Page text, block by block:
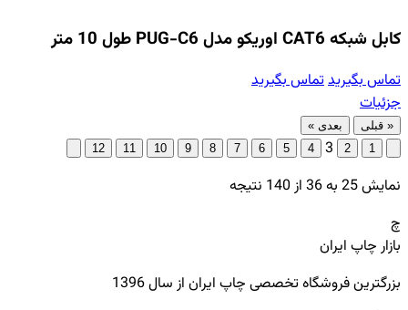
کابل شبکه CAT6 اوریکو مدل PUG-C6 طول 10 متر
تماس بگیریدتماس بگیرید
جزئیات
« قبلی
بعدی »
1
2
3
4
5
6
7
8
9
10
11
12
نمایش25 به36 از140 نتیجه
چ
بازار چاپ ایران
بزرگترین فروشگاه تخصصی چاپ ایران از سال 1396